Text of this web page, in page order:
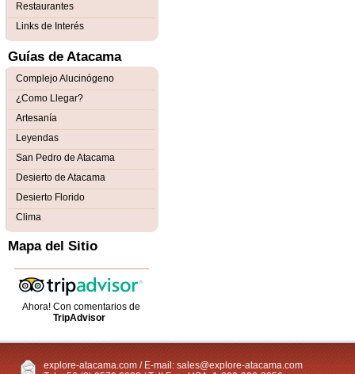
Restaurantes
Links de Interés
Guías de Atacama
Complejo Alucinógeno
¿Como Llegar?
Artesanía
Leyendas
San Pedro de Atacama
Desierto de Atacama
Desierto Florido
Clima
Mapa del Sitio
Ahora! Con comentarios de
TripAdvisor
explore-atacama.com / E-mail: sales@explore-atacama.com